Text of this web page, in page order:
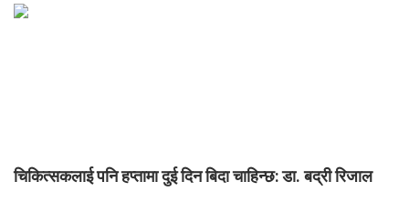
चिकित्सकलाई पनि हप्तामा दुई दिन बिदा चाहिन्छ: डा. बद्री रिजाल